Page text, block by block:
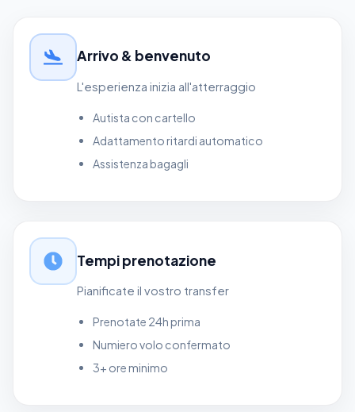
Arrivo & benvenuto
L'esperienza inizia all'atterraggio
Autista con cartello
Adattamento ritardi automatico
Assistenza bagagli
Tempi prenotazione
Pianificate il vostro transfer
Prenotate 24h prima
Numiero volo confermato
3+ ore minimo